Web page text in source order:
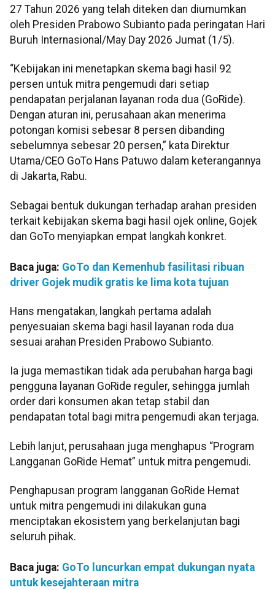
27 Tahun 2026 yang telah diteken dan diumumkan
oleh Presiden Prabowo Subianto pada peringatan Hari
Buruh Internasional/May Day 2026 Jumat (1/5).
“Kebijakan ini menetapkan skema bagi hasil 92
persen untuk mitra pengemudi dari setiap
pendapatan perjalanan layanan roda dua (GoRide).
Dengan aturan ini, perusahaan akan menerima
potongan komisi sebesar 8 persen dibanding
sebelumnya sebesar 20 persen,” kata Direktur
Utama/CEO GoTo Hans Patuwo dalam keterangannya
di Jakarta, Rabu.
Sebagai bentuk dukungan terhadap arahan presiden
terkait kebijakan skema bagi hasil ojek online, Gojek
dan GoTo menyiapkan empat langkah konkret.
Baca juga: GoTo dan Kemenhub fasilitasi ribuan
driver Gojek mudik gratis ke lima kota tujuan
Hans mengatakan, langkah pertama adalah
penyesuaian skema bagi hasil layanan roda dua
sesuai arahan Presiden Prabowo Subianto.
Ia juga memastikan tidak ada perubahan harga bagi
pengguna layanan GoRide reguler, sehingga jumlah
order dari konsumen akan tetap stabil dan
pendapatan total bagi mitra pengemudi akan terjaga.
Lebih lanjut, perusahaan juga menghapus “Program
Langganan GoRide Hemat” untuk mitra pengemudi.
Penghapusan program langganan GoRide Hemat
untuk mitra pengemudi ini dilakukan guna
menciptakan ekosistem yang berkelanjutan bagi
seluruh pihak.
Baca juga: GoTo luncurkan empat dukungan nyata
untuk kesejahteraan mitra